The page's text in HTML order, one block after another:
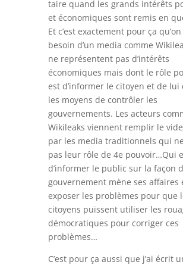
taire quand les grands intérêts
et économiques sont remis en
Et c’est exactement pour ça
besoin d’un media comme
ne représentent pas d’intérêts
économiques mais dont le rôle
est d’informer le citoyen et de lui
les moyens de contrôler les
gouvernements. Les acteurs
Wikileaks viennent remplir le
par les media traditionnels qui
pas leur rôle de 4e pouvoir…Qui
d’informer le public sur la façon
gouvernement mène ses affaires
exposer les problèmes pour que
citoyens puissent utiliser les
démocratiques pour corriger ces
problèmes…
C’est pour ça aussi que j’ai écrit